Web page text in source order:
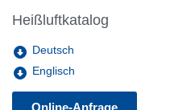
Heißluftkatalog
Deutsch
Englisch
Online-Anfrage